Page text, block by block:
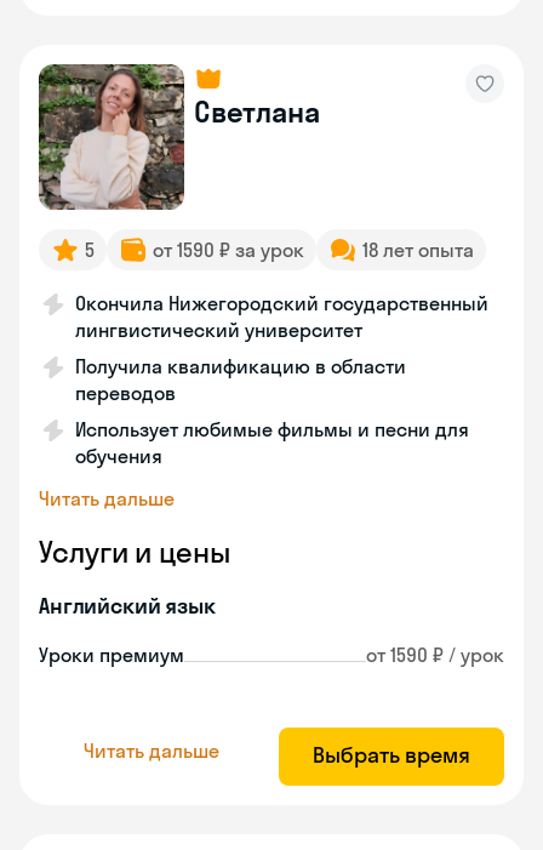
Светлана
5 от 1590 ₽ за урок 18 лет опыта
Окончила Нижегородский государственный
лингвистический университет
Получила квалификацию в области
переводов
Использует любимые фильмы и песни для
обучения
Читать дальше
Услуги и цены
Английский язык
Уроки премиум от 1590 ₽ / урок
Читать дальше Выбрать время